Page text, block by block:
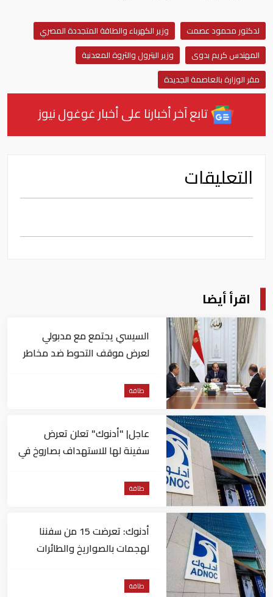
لدكتور محمود عصمت
وزير الكهرباء والطاقة المتجددة المصري
المهندس كريم بدوى
وزير البترول والثروة المعدنية
مقر الوزارة بالعاصمة الجديدة
تابع آخر أخبارنا على أخبار غوغول نيوز
التعليقات
اقرأ أيضا
السيسي يجتمع مع مدبولي
تقلبات أسعار النفط
عاجل| "أدنوك" تعلن تعرض
مضيق هرمز
أدنوك: تعرضت 15 من سفننا
المسيّرة منذ بداية النزاع